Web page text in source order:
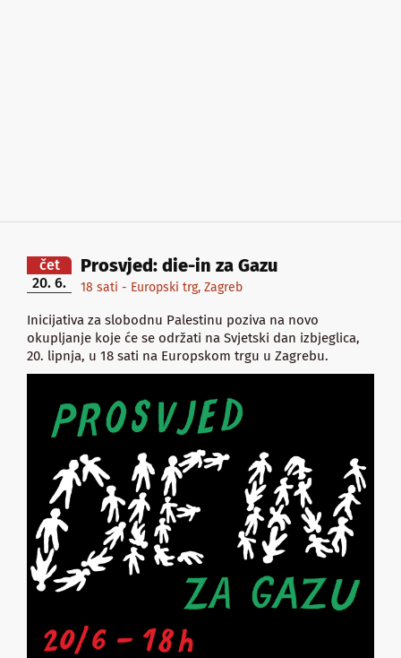
čet
20. 6.
Prosvjed: die-in za Gazu
18 sati - Europski trg, Zagreb
Inicijativa za slobodnu Palestinu poziva na novo
okupljanje koje će se održati na Svjetski dan izbjeglica,
20. lipnja, u 18 sati na Europskom trgu u Zagrebu.